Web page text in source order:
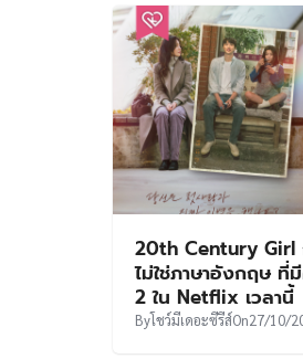
20th Century Girl
ไม่ใช่ภาษาอังกฤษ
2 ใน Netflix เวลานี้
Byโชว์มีเดอะซีรีส์On27/10/